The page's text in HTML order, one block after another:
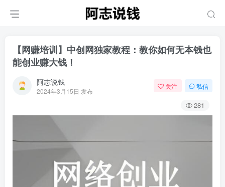
【网赚培训】中创网独家教程：教你如何无本钱也
能创业赚大钱！
阿志说钱
2024年3月15日 发布
关注 私信
281